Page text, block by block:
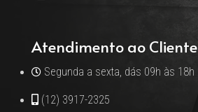
Atendimento ao Cliente
Segunda a sexta, dás 09h às 18h
(12) 3917-2325